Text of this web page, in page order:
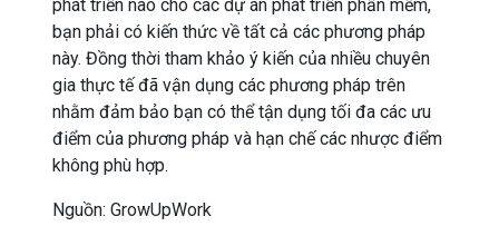
phát triển nào cho các dự án phát triển phần mềm,
bạn phải có kiến thức về tất cả các phương pháp
này. Đồng thời tham khảo ý kiến của nhiều chuyên
gia thực tế đã vận dụng các phương pháp trên
nhằm đảm bảo bạn có thể tận dụng tối đa các ưu
điểm của phương pháp và hạn chế các nhược điểm
không phù hợp.
Nguồn: GrowUpWork